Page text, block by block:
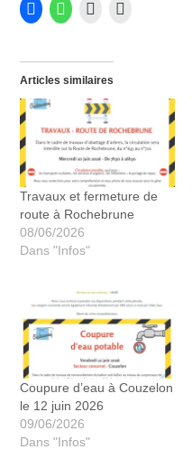
Articles similaires
Travaux et fermeture de
route à Rochebrune
08/06/2026
Dans "Infos"
Coupure d’eau à Couzelon
le 12 juin 2026
09/06/2026
Dans "Infos"